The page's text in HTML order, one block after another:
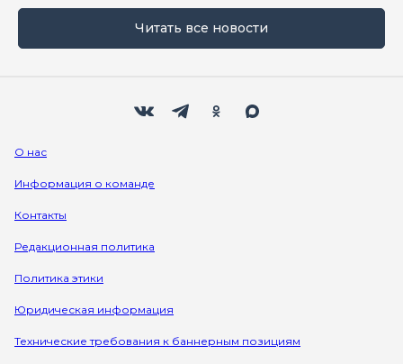
Читать все новости
О нас
Информация о команде
Контакты
Редакционная политика
Политика этики
Юридическая информация
Технические требования к баннерным позициям